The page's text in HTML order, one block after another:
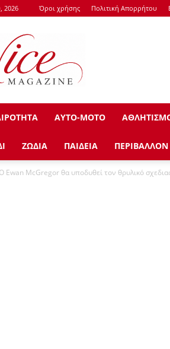
2026 Όροι χρήσης Πολιτική Απορρήτου
NiceMagazine.Gr
ΑΥΤΟ-ΜΟΤΟ
ΖΩΔΙΑ ΠΑΙΔΕΙΑ ΠΕΡΙΒΑΛΛΟΝ
Ο Ewan McGregor θα υποδυθεί τον θρυλικό